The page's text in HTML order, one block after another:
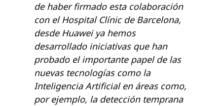
de haber firmado esta colaboración
con el Hospital Clínic de Barcelona,
desde Huawei ya hemos
desarrollado iniciativas que han
probado el importante papel de las
nuevas tecnologías como la
Inteligencia Artificial en áreas como,
por ejemplo, la detección temprana